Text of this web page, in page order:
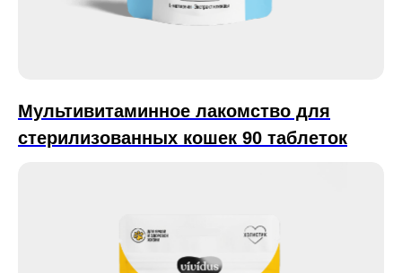
Мультивитаминное лакомcтво для
стерилизованных кошек 90 таблеток